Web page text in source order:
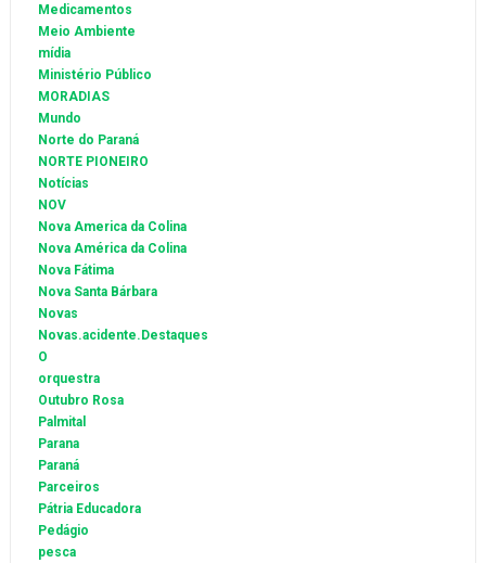
Medicamentos
Meio Ambiente
mídia
Ministério Público
MORADIAS
Mundo
Norte do Paraná
NORTE PIONEIRO
Notícias
NOV
Nova America da Colina
Nova América da Colina
Nova Fátima
Nova Santa Bárbara
Novas
Novas.acidente.Destaques
O
orquestra
Outubro Rosa
Palmital
Parana
Paraná
Parceiros
Pátria Educadora
Pedágio
pesca